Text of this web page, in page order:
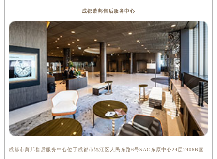
成都萧邦售后服务中心
成都市萧邦售后服务中心位于成都市锦江区人民东路6号SAC东原中心24层2406B室